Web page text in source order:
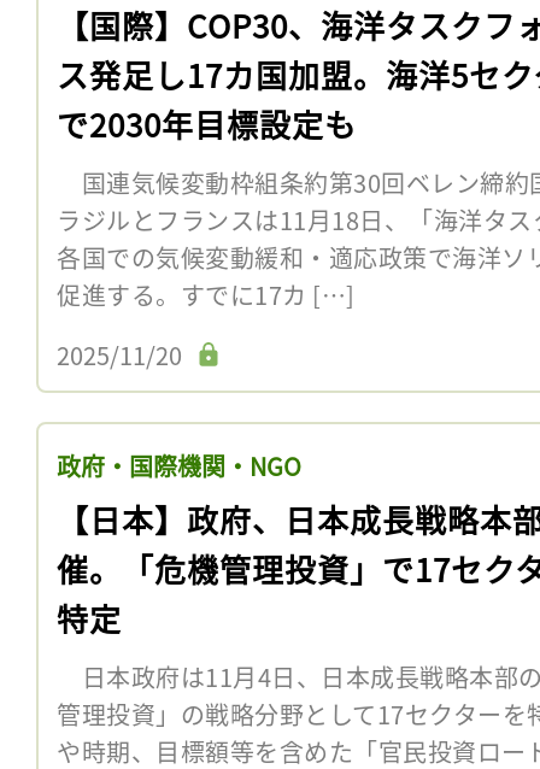
【国際】COP30、海洋タスクフ
ス発足し17カ国加盟。海洋5セ
で2030年目標設定も
国連気候変動枠組条約第30回ベレン締約
ラジルとフランスは11月18日、「海洋タ
各国での気候変動緩和・適応政策で海洋
促進する。すでに17カ […]
2025/11/20
政府・国際機関・NGO
【日本】政府、日本成長戦略本
催。「危機管理投資」で17セク
特定
日本政府は11月4日、日本成長戦略本部
管理投資」の戦略分野として17セクター
や時期、目標額等を含めた「官民投資ロ